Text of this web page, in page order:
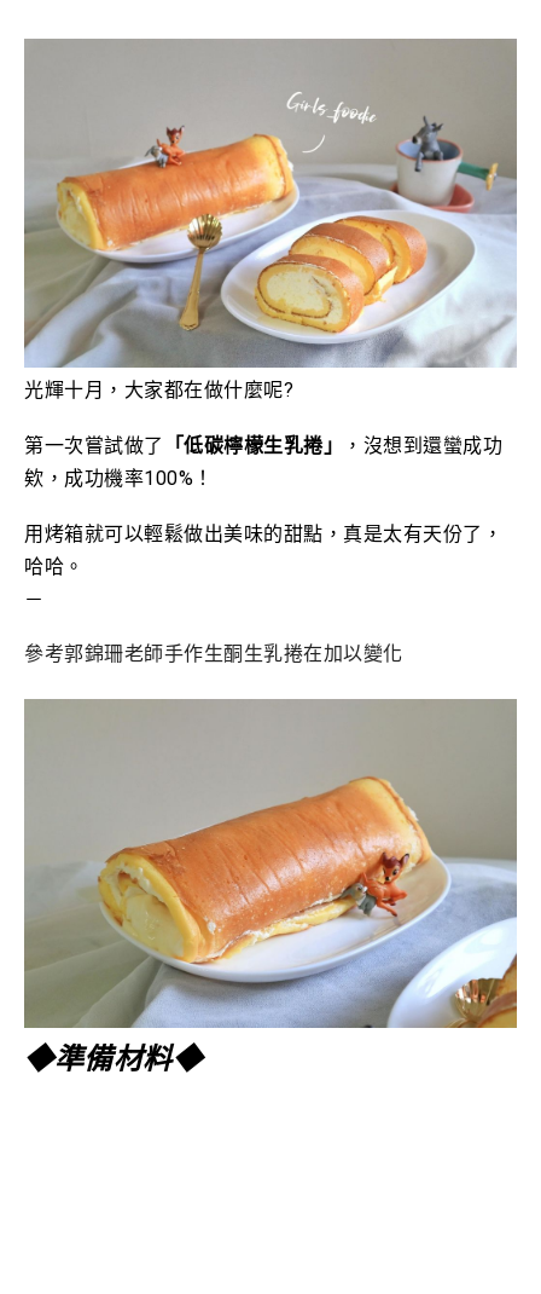
光輝十月，大家都在做什麼呢?
第一次嘗試做了 「低碳檸檬生乳捲」
，沒想到還蠻成功
欸，成功機率100%！
用烤箱就可以輕鬆做出美味的甜點，真是太有天份了，
哈哈。
－
參考郭錦珊老師手作生酮生乳捲在加以變化
◆準備材料◆